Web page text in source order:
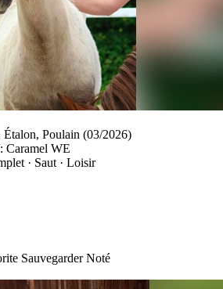
Étalon, Poulain (03/2026)
Caramel WE
· Saut · Loisir
Sauvegarder Noté